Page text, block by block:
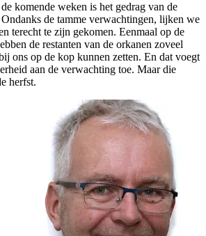
komende weken is het gedrag van de
de tamme verwachtingen, lijken we
terecht te zijn gekomen. Eenmaal op de
de restanten van de orkanen zoveel
ons op de kop kunnen zetten. En dat voegt
aan de verwachting toe. Maar die
herfst.